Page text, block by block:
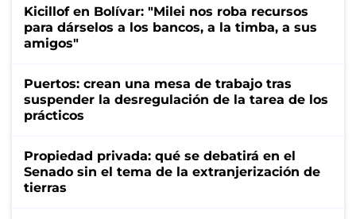
Kicillof en Bolívar: "Milei nos roba recursos
para dárselos a los bancos, a la timba, a sus
amigos"
Puertos: crean una mesa de trabajo tras
suspender la desregulación de la tarea de los
prácticos
Propiedad privada: qué se debatirá en el
Senado sin el tema de la extranjerización de
tierras